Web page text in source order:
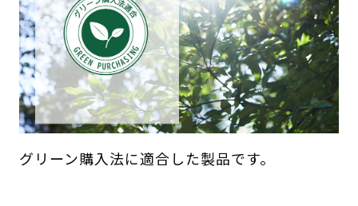
グリーン購入法に適合した製品です。